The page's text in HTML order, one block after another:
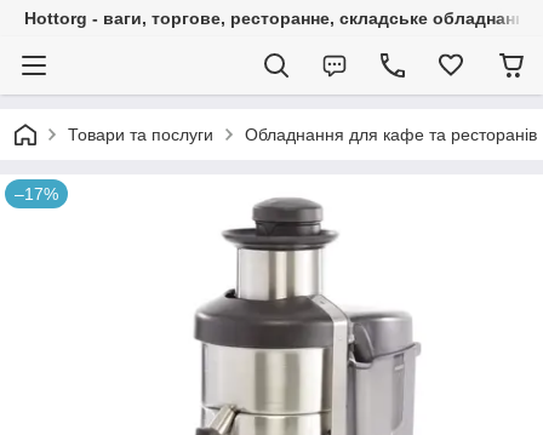
Hottorg - ваги, торгове, ресторанне, складське обладнання
Товари та послуги Обладнання для кафе та ресторанів
–17%